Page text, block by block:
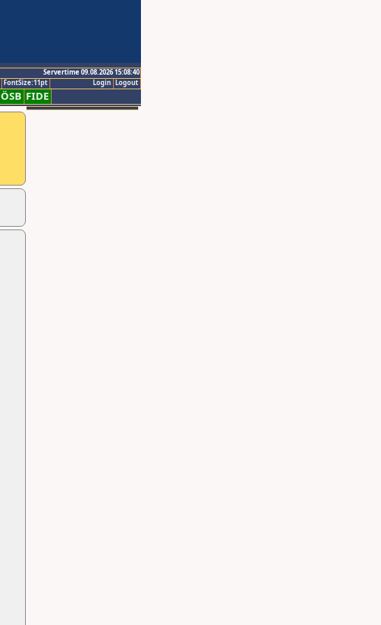
Servertime 09.08.2026 15:08:40
Logout
Login
FontSize:11pt
ÖSB FIDE